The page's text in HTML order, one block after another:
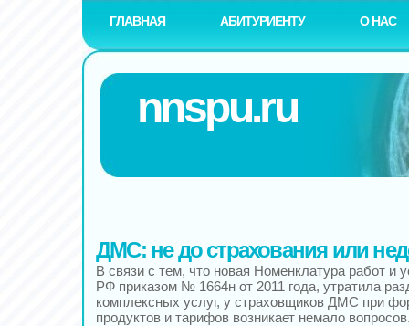
ГЛАВНАЯ АБИТУРИЕНТУ О НАС
nnspu.ru
ДМС: не до страхования или
В связи с тем, что новая Номенклатура работ и
РФ приказом № 1664н от 2011 года, утратила
комплексных услуг, у страховщиков ДМС при
продуктов и тарифов возникает немало